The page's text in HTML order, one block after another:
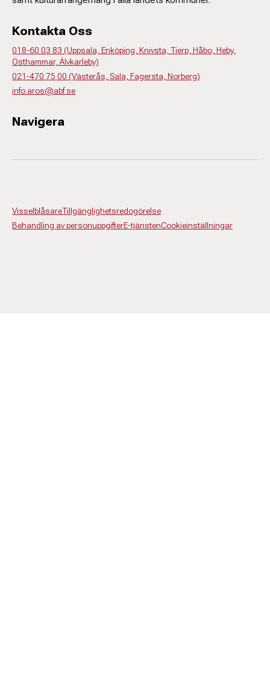
Kontakta Oss
018-60 03 83 (Uppsala, Enköping, Knivsta, Tierp, Håbo, Heby,
Östhammar, Älvkarleby)
021-470 75 00 (Västerås, Sala, Fagersta, Norberg)
info.aros@abf.se
Navigera
VisselblåsareTillgänglighetsredogörelse
Behandling av personuppgifterE-tjänstenCookieinställningar